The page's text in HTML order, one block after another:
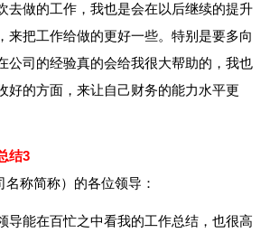
去做的工作，我也是会在以后继续的提升
来把工作给做的更好一些。特别是要多向
公司的经验真的会给我很大帮助的，我也
好的方面，来让自己财务的能力水平更
结3
称简称）的各位领导：
导能在百忙之中看我的工作总结，也很高